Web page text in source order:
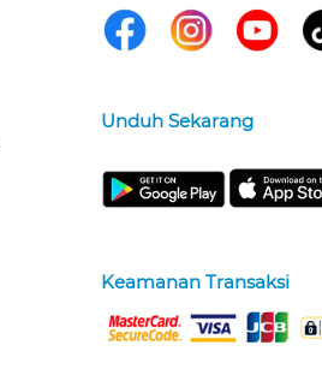
Unduh Sekarang
Keamanan Transaksi